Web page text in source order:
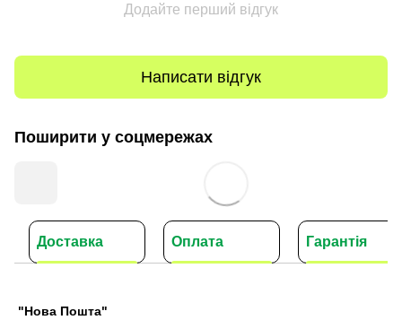
Додайте перший відгук
Написати відгук
Поширити у соцмережах
Доставка Оплата Гарантія
"Нова Пошта"